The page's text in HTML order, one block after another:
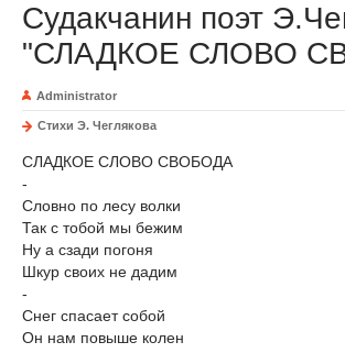
Судакчанин поэт
"СЛАДКОЕ СЛОВО
Administrator
Стихи Э. Чеглякова
СЛАДКОЕ СЛОВО СВОБОДА
-
Словно по лесу волки
Так с тобой мы бежим
Ну а сзади погоня
Шкур своих не дадим
-
Снег спасает собой
Он нам повыше колен